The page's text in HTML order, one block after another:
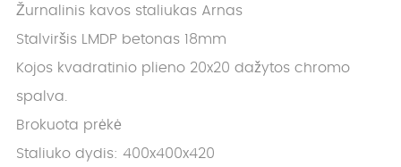
Žurnalinis kavos staliukas Arnas
Stalviršis LMDP betonas 18mm
Kojos kvadratinio plieno 20x20 dažytos chromo
spalva.
Brokuota prėkė
Staliuko dydis: 400x400x420